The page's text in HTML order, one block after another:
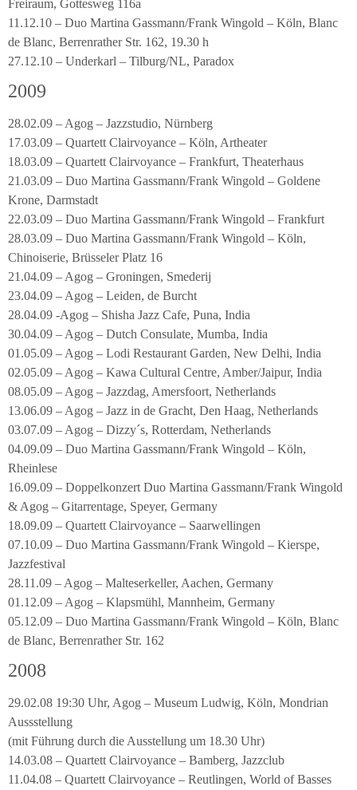
Freiraum, Gottesweg 116a
11.12.10 – Duo Martina Gassmann/Frank Wingold – Köln, Blanc
de Blanc, Berrenrather Str. 162, 19.30 h
27.12.10 – Underkarl – Tilburg/NL, Paradox
2009
28.02.09 – Agog – Jazzstudio, Nürnberg
17.03.09 – Quartett Clairvoyance – Köln, Artheater
18.03.09 – Quartett Clairvoyance – Frankfurt, Theaterhaus
21.03.09 – Duo Martina Gassmann/Frank Wingold – Goldene
Krone, Darmstadt
22.03.09 – Duo Martina Gassmann/Frank Wingold – Frankfurt
28.03.09 – Duo Martina Gassmann/Frank Wingold – Köln,
Chinoiserie, Brüsseler Platz 16
21.04.09 – Agog – Groningen, Smederij
23.04.09 – Agog – Leiden, de Burcht
28.04.09 -Agog – Shisha Jazz Cafe, Puna, India
30.04.09 – Agog – Dutch Consulate, Mumba, India
01.05.09 – Agog – Lodi Restaurant Garden, New Delhi, India
02.05.09 – Agog – Kawa Cultural Centre, Amber/Jaipur, India
08.05.09 – Agog – Jazzdag, Amersfoort, Netherlands
13.06.09 – Agog – Jazz in de Gracht, Den Haag, Netherlands
03.07.09 – Agog – Dizzy´s, Rotterdam, Netherlands
04.09.09 – Duo Martina Gassmann/Frank Wingold – Köln,
Rheinlese
16.09.09 – Doppelkonzert Duo Martina Gassmann/Frank Wingold
& Agog – Gitarrentage, Speyer, Germany
18.09.09 – Quartett Clairvoyance – Saarwellingen
07.10.09 – Duo Martina Gassmann/Frank Wingold – Kierspe,
Jazzfestival
28.11.09 – Agog – Malteserkeller, Aachen, Germany
01.12.09 – Agog – Klapsmühl, Mannheim, Germany
05.12.09 – Duo Martina Gassmann/Frank Wingold – Köln, Blanc
de Blanc, Berrenrather Str. 162
2008
29.02.08 19:30 Uhr, Agog – Museum Ludwig, Köln, Mondrian
Aussstellung
(mit Führung durch die Ausstellung um 18.30 Uhr)
14.03.08 – Quartett Clairvoyance – Bamberg, Jazzclub
11.04.08 – Quartett Clairvoyance – Reutlingen, World of Basses